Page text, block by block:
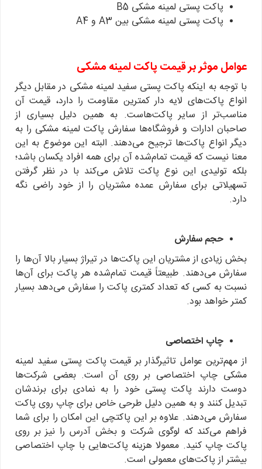
پاکت پستی لمینه مشکی B5
پاکت پستی لمینه مشکی بین A3 و A4
عوامل موثر بر قیمت پاکت لمینه مشکی
با توجه به اینکه پاکت پستی سفید لمینه مشکی در مقابل دیگر
انواع پاکت‌های لایه دار کمترین مقاومت را دارد، قیمت آن
مناسب‌تر از سایر پاکت‌هاست. به همین دلیل بسیاری از
صاحبان ادارات و فروشگاه‌ها سفارش پاکت لمینه مشکی را به
دیگر انواع پاکت‌ها ترجیح می‌دهند. البته این موضوع به این
معنا نیست که قیمت تمام‌شده آن برای همه افراد یکسان باشد؛
بلکه تولیدی این نوع پاکت تلاش می‌کند با در نظر گرفتن
تسهیلاتی برای سفارش عمده مشتریان را از خود راضی نگه
دارد.
حجم سفارش
بخش زیادی از مشتریان این پاکت‌ها در تیراژ بسیار بالا آن‌ها را
سفارش می‌دهند. طبیعتاً قیمت تمام‌شده هر پاکت برای آن‌ها
نسبت به کسی که تعداد کمتری پاکت را سفارش می‌دهد بسیار
کمتر خواهد بود.
چاپ اختصاصی
از مهم‌ترین عوامل تاثیرگذار بر قیمت پاکت پستی سفید لمینه
مشکی چاپ اختصاصی بر روی آن است. بعضی شرکت‌ها
دوست دارند پاکت پستی خود را به نمادی برای برندشان
تبدیل کنند و به همین دلیل طرحی خاص برای چاپ روی پاکت
سفارش می‌دهند. علاوه بر این پاکتچی این امکان را برای شما
فراهم می‌کند که لوگوی شرکت و بخش آدرس را نیز بر روی
پاکت چاپ کنید. معمولا هزینه پاکت‌هایی با چاپ اختصاصی
بیشتر از پاکت‌های معمولی است.